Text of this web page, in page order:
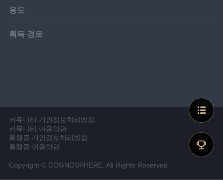
용도
획득 경로
커뮤니티 개인정보처리방침
커뮤니티 이용약관
통행증 개인정보처리방침
통행증 이용약관
Copyright © COGNOSPHERE. All Rights Reserved.